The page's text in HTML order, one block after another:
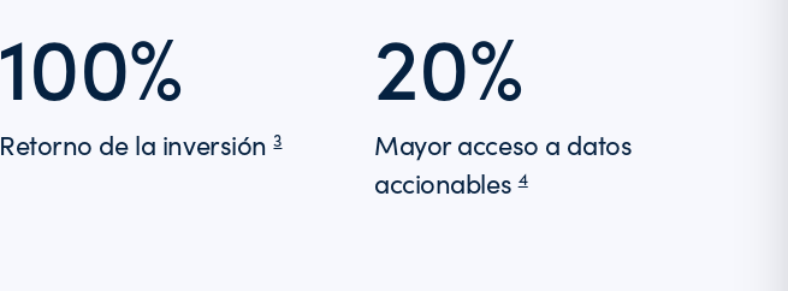
100%
Retorno de la inversión3
20%
Mayor acceso a datos
accionables4